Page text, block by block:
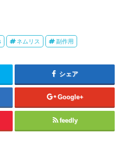
ネムリス 副作用
シェア
Google+
feedly